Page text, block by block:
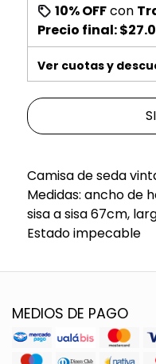
10% OFFcon
Precio final:
Ver cuotas y
Camisa de seda
Medidas: ancho de
sisa a sisa 67cm,
Estado impecable
MEDIOS DE PAGO